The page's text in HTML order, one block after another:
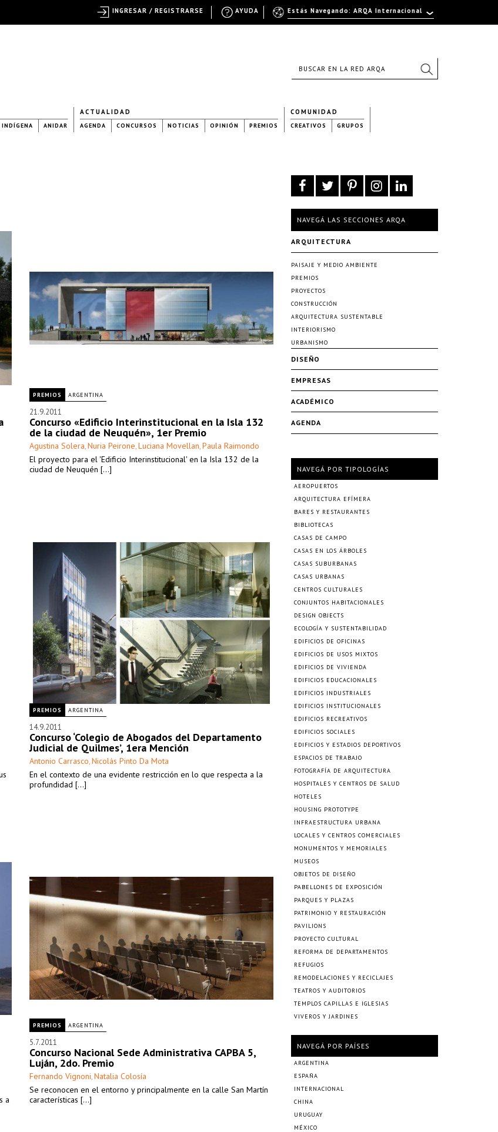
INDÍGENA ANIDAR
ACTUALIDAD
AGENDA CONCURSOS NOTICIAS OPINIÓN PREMIOS
COMUNIDAD
CREATIVOS GRUPOS
PREMIOS ARGENTINA
21.9.2011
Concurso «Edificio Interinstitucional en la Isla 132
de la ciudad de Neuquén», 1er Premio
Agustina Solera, Nuria Peirone, Luciana Movellan, Paula Raimondo
El proyecto para el 'Edificio Interinstitucional' en la Isla 132 de la
ciudad de Neuquén [...]
PREMIOS ARGENTINA
14.9.2011
Concurso ‘Colegio de Abogados del Departamento
Judicial de Quilmes’, 1era Mención
Antonio Carrasco, Nicolás Pinto Da Mota
En el contexto de una evidente restricción en lo que respecta a la
profundidad [...]
a
PREMIOS ARGENTINA
5.7.2011
Concurso Nacional Sede Administrativa CAPBA 5,
Luján, 2do. Premio
Fernando Vignoni, Natalia Colosía
Se reconocen en el entorno y principalmente en la calle San Martín
características [...]
NAVEGÁ LAS SECCIONES ARQA
ARQUITECTURA
PAISAJE Y MEDIO AMBIENTE
PREMIOS
PROYECTOS
CONSTRUCCIÓN
ARQUITECTURA SUSTENTABLE
INTERIORISMO
URBANISMO
DISEÑO
EMPRESAS
ACADÉMICO
AGENDA
NAVEGÁ POR TIPOLOGÍAS
AEROPUERTOS
ARQUITECTURA EFÍMERA
BARES Y RESTAURANTES
BIBLIOTECAS
CASAS DE CAMPO
CASAS EN LOS ÁRBOLES
CASAS SUBURBANAS
CASAS URBANAS
CENTROS CULTURALES
CONJUNTOS HABITACIONALES
DESIGN OBJECTS
ECOLOGÍA Y SUSTENTABILIDAD
EDIFICIOS DE OFICINAS
EDIFICIOS DE USOS MIXTOS
EDIFICIOS DE VIVIENDA
EDIFICIOS EDUCACIONALES
EDIFICIOS INDUSTRIALES
EDIFICIOS INSTITUCIONALES
EDIFICIOS RECREATIVOS
EDIFICIOS SOCIALES
EDIFICIOS Y ESTADIOS DEPORTIVOS
ESPACIOS DE TRABAJO
FOTOGRAFÍA DE ARQUITECTURA
HOSPITALES Y CENTROS DE SALUD
HOTELES
HOUSING PROTOTYPE
INFRAESTRUCTURA URBANA
LOCALES Y CENTROS COMERCIALES
MONUMENTOS Y MEMORIALES
MUSEOS
OBJETOS DE DISEÑO
PABELLONES DE EXPOSICIÓN
PARQUES Y PLAZAS
PATRIMONIO Y RESTAURACIÓN
PAVILIONS
PROYECTO CULTURAL
REFORMA DE DEPARTAMENTOS
REFUGIOS
REMODELACIONES Y RECICLAJES
TEATROS Y AUDITORIOS
TEMPLOS CAPILLAS E IGLESIAS
VIVEROS Y JARDINES
NAVEGÁ POR PAÍSES
ARGENTINA
ESPAÑA
INTERNACIONAL
CHINA
URUGUAY
MÉXICO
Estás Navegando: ARQA Internacional
AYUDA
INGRESAR / REGISTRARSE